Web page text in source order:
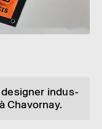
desi­gner indus­
Chavor­nay.